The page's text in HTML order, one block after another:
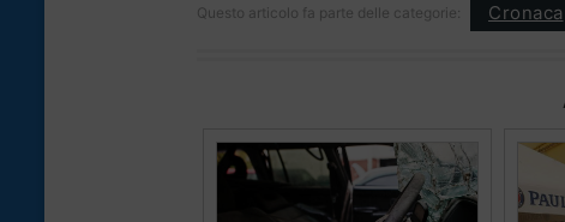
Questo articolo fa parte delle categorie: Cronaca